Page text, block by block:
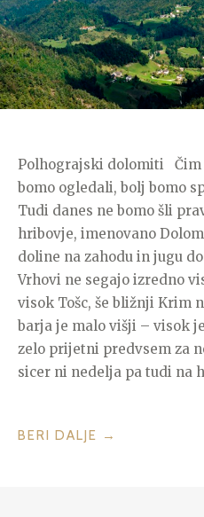
Polhograjski dolomiti Čim
bomo ogledali, bolj bomo
Tudi danes ne bomo šli
hribovje, imenovano
doline na zahodu in jugu
Vrhovi ne segajo izredno
visok Tošc, še bližnji Krim
barja je malo višji – visok
zelo prijetni predvsem za
sicer ni nedelja pa tudi na
BERI DALJE “ZAŠČITENA
→